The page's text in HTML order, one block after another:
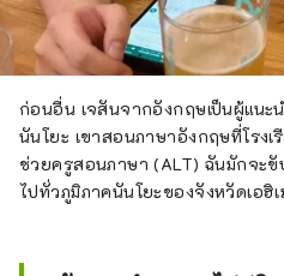
ก่อนอื่น เจสันจากอังกฤษเป็นผู้แนะ
นันโยะ เขาสอนภาษาอังกฤษที่โรงเ
ช่วยครูสอนภาษา (ALT) ฉันมักจะขั
ไปทั่วภูมิภาคนันโยะของจังหวัดเอฮิ